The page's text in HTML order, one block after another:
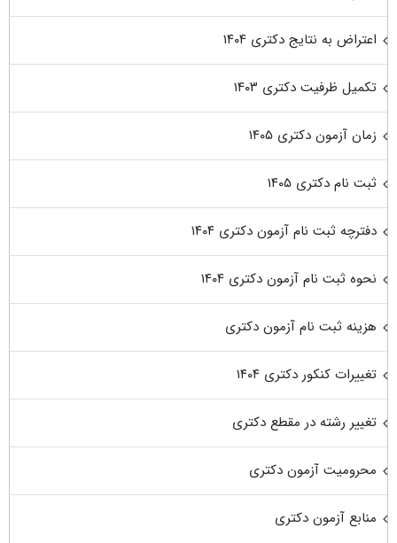
اعتراض به نتایج دکتری ۱۴۰۴
تکمیل ظرفیت دکتری ۱۴۰۳
زمان آزمون دکتری ۱۴۰۵
ثبت نام دکتری ۱۴۰۵
دفترچه ثبت نام آزمون دکتری ۱۴۰۴
نحوه ثبت نام آزمون دکتری ۱۴۰۴
هزینه ثبت نام آزمون دکتری
تغییرات کنکور دکتری ۱۴۰۴
تغییر رشته در مقطع دکتری
محرومیت آزمون دکتری
منابع آزمون دکتری